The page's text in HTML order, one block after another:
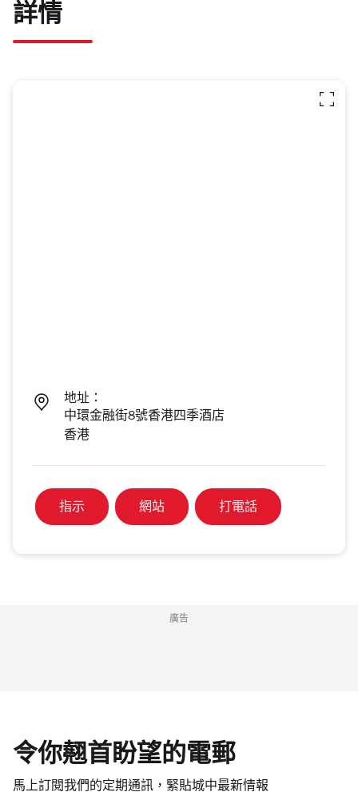
詳情
地址：
中環金融街8號香港四季酒店
香港
指示 網站 打電話
廣告
令你翹首盼望的電郵
馬上訂閱我們的定期通訊，緊貼城中最新情報